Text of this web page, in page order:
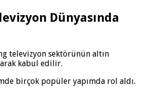
Dünyasında
televizyon sektörünün altın
kabul edilir.
birçok popüler yapımda rol aldı.